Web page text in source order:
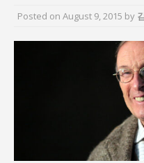
“엄마의
김종대,
이홍원
통일 지
Posted on August 9, 2015 by